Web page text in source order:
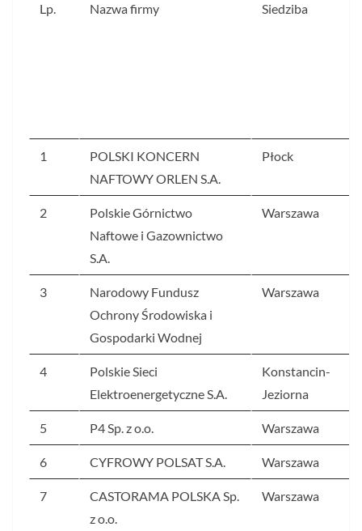
Lp. Nazwa firmy Siedziba
1
POLSKI KONCERN
NAFTOWY ORLEN S.A.
Płock
2
Polskie Górnictwo
Naftowe i Gazownictwo
S.A.
Warszawa
3
Narodowy Fundusz
Ochrony Środowiska i
Gospodarki Wodnej
Warszawa
4
Polskie Sieci
Elektroenergetyczne S.A.
Konstancin-
Jeziorna
5 P4 Sp. z o.o. Warszawa
6 CYFROWY POLSAT S.A. Warszawa
7
CASTORAMA POLSKA Sp.
z o.o.
Warszawa